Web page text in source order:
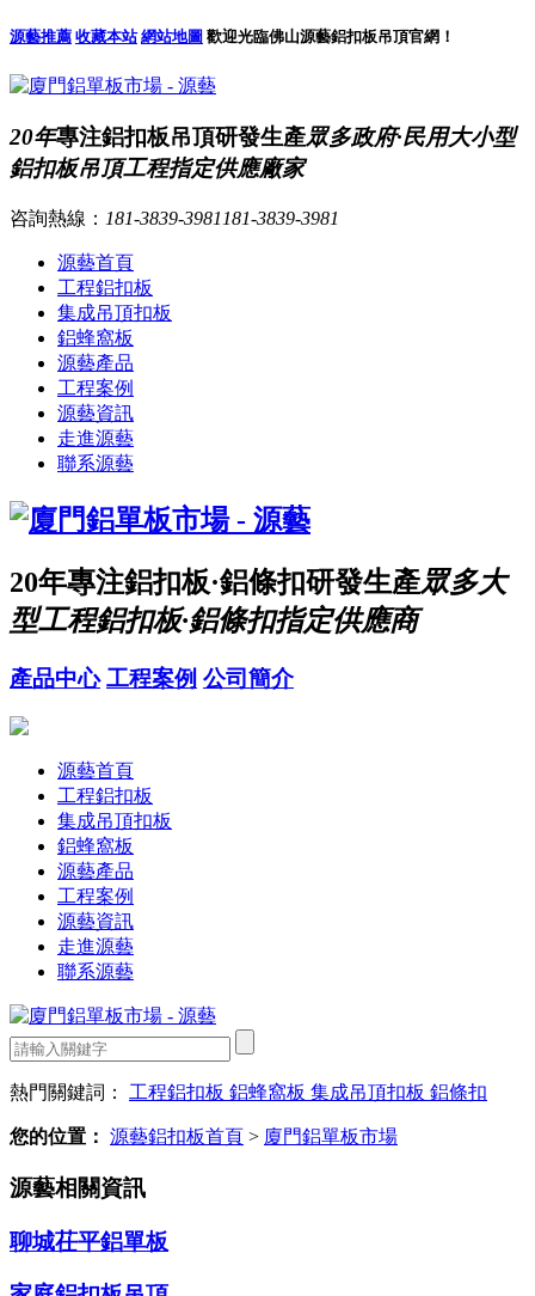
源藝推薦 收藏本站 網站地圖 歡迎光臨佛山源藝鋁扣板吊頂官網！
20年專注鋁扣板吊頂研發生產眾多政府·民用大小型
鋁扣板吊頂工程指定供應廠家
咨詢熱線： 181-3839-3981 181-3839-3981
源藝首頁
工程鋁扣板
集成吊頂扣板
鋁蜂窩板
源藝產品
工程案例
源藝資訊
走進源藝
聯系源藝
20年專注鋁扣板·鋁條扣研發生產眾多大
型工程鋁扣板·鋁條扣指定供應商
產品中心 工程案例 公司簡介
源藝首頁
工程鋁扣板
集成吊頂扣板
鋁蜂窩板
源藝產品
工程案例
源藝資訊
走進源藝
聯系源藝
熱門關鍵詞： 工程鋁扣板 鋁蜂窩板 集成吊頂扣板 鋁條扣
您的位置： 源藝鋁扣板首頁 > 廈門鋁單板市場
源藝相關資訊
聊城茌平鋁單板